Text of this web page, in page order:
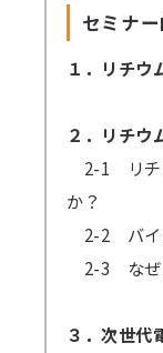
セミナ
１．リチウ
２．リチウ
2-1 リチ
か？
2-2 バイ
2-3 なぜ
３．次世代